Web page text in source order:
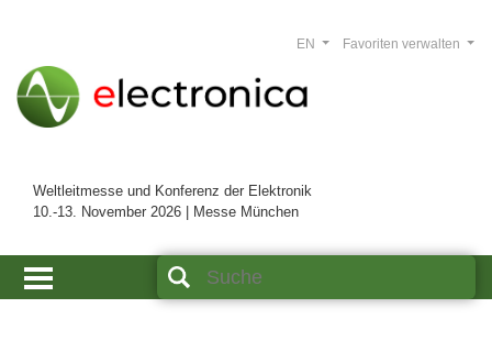
Weltleitmesse und Konferenz der Elektronik
10.-13. November 2026 | Messe München
Favoriten verwalten
EN